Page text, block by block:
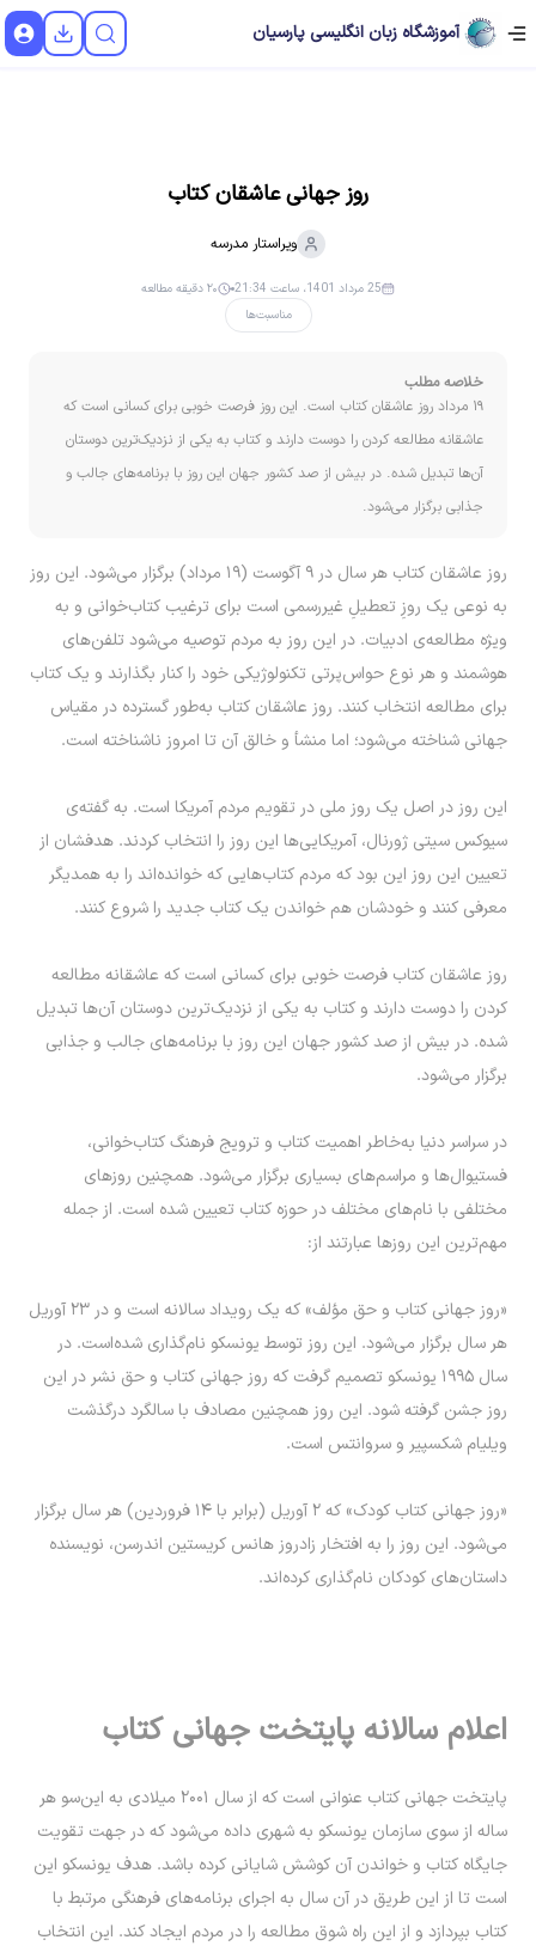
آموزشگاه زبان انگلیسی پارسیان
روز جهانی عاشقان کتاب
ویراستار مدرسه
مناسبت‌ها
25 مرداد 1401، ساعت 21:34 ۲۰ دقیقه مطالعه
خلاصه مطلب
۱۹ مرداد روز عاشقان کتاب است. این روز فرصت خوبی برای کسانی است که
عاشقانه مطالعه کردن را دوست دارند و کتاب به یکی از نزدیک‌ترین دوستان
آن‌ها تبدیل شده. در بیش از صد کشور جهان این روز با برنامه‌های جالب و
جذابی برگزار می‌شود.
روز عاشقان کتاب هر سال در ۹ آگوست (۱۹ مرداد) برگزار می‌شود. این روز
به نوعی یک روزِ تعطیلِ غیررسمی است برای ترغیب کتاب‌خوانی و به
ویژه مطالعه‌ی ادبیات. در این روز به مردم توصیه می‌شود تلفن‌های
هوشمند و هر نوع حواس‌پرتی تکنولوژیکی خود را کنار بگذارند و یک کتاب
برای مطالعه انتخاب کنند. روز عاشقان کتاب به‌طور گسترده در مقیاس
جهانی شناخته می‌شود؛ اما منشأ و خالق آن تا امروز ناشناخته است.
این روز در اصل یک روز ملی در تقویم مردم آمریکا است. به گفته‌ی
سیوکس سیتی ژورنال، آمریکایی‌ها این روز را انتخاب کردند. هدفشان از
تعیین این روز این بود که مردم کتاب‌هایی که خوانده‌اند را به همدیگر
معرفی کنند و خودشان هم خواندن یک کتاب جدید را شروع کنند.
روز عاشقان کتاب فرصت خوبی برای کسانی است که عاشقانه مطالعه
کردن را دوست دارند و کتاب به یکی از نزدیک‌ترین دوستان آن‌ها تبدیل
شده. در بیش از صد کشور جهان این روز با برنامه‌های جالب و جذابی
برگزار می‌شود.
در سراسر دنیا به‌خاطر اهمیت کتاب و ترویج فرهنگ کتاب‌خوانی،
فستیوال‌ها و مراسم‌های بسیاری برگزار می‌شود. همچنین روز‌های
مختلفی با نام‌های مختلف در حوزه کتاب تعیین شده است. از جمله
مهم‌ترین این روز‌ها عبارتند از:
«روز جهانی کتاب و حق مؤلف» که یک رویداد سالانه است و در ۲۳ آوریل
هر سال برگزار می‌شود. این روز توسط یونسکو نام‌گذاری شده‌است. در
سال ۱۹۹۵ یونسکو تصمیم گرفت که روز جهانی کتاب و حق نشر در این
روز جشن گرفته شود. این روز همچنین مصادف با سالگرد درگذشت
ویلیام شکسپیر و سروانتس است.
«روز جهانی کتاب کودک» که ۲ آوریل (برابر با ۱۴ فروردین) هر سال برگزار
می‌شود. این روز را به افتخار زادروز هانس کریستین اندرسن، نویسنده
داستان‌های کودکان نام‌گذاری کرده‌اند.
اعلام سالانه پایتخت جهانی کتاب
پایتخت جهانی کتاب عنوانی است که از سال ۲۰۰۱ میلادی به این‌سو هر
ساله از سوی سازمان یونسکو به شهری داده می‌شود که در جهت تقویت
جایگاه کتاب و خواندن آن کوشش شایانی کرده‌ باشد. هدف یونسکو این
است تا از این طریق در آن سال به اجرای برنامه‌های فرهنگی مرتبط با
کتاب بپردازد و از این راه شوق مطالعه را در مردم ایجاد کند. این انتخاب